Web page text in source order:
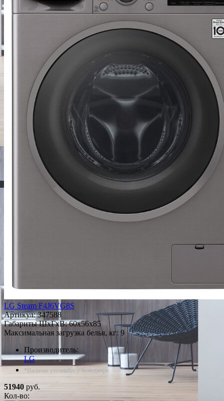
LG Steam F4J6VG8S
Артикул:347588
Габариты ШxГxВ: 60x56x85
Максимальная загрузка белья, кг: 9
Производитель:
LG
*Наличие уточняйте у менеджера
51940 руб.
Кол-во: